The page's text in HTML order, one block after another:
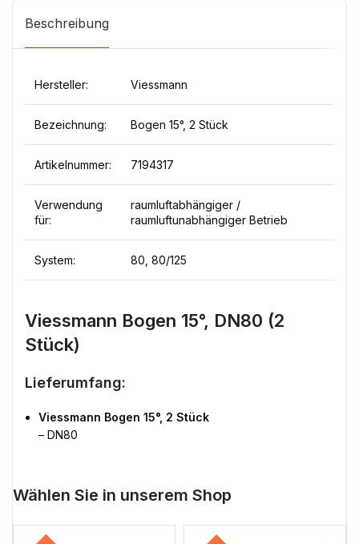
Beschreibung
Hersteller: Viessmann
Bezeichnung: Bogen 15°, 2 Stück
Artikelnummer: 7194317
Verwendung
für:
raumluftabhängiger /
raumluftunabhängiger Betrieb
System: 80, 80/125
Viessmann Bogen 15°, DN80 (2
Stück)
Lieferumfang:
Viessmann Bogen 15°, 2 Stück
– DN80
Wählen Sie in unserem Shop